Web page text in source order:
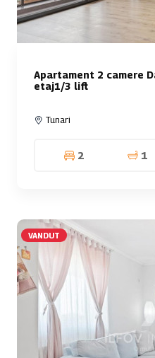
Apartament 2 camere
etaj1/3 lift
Tunari
2 1
VANDUT